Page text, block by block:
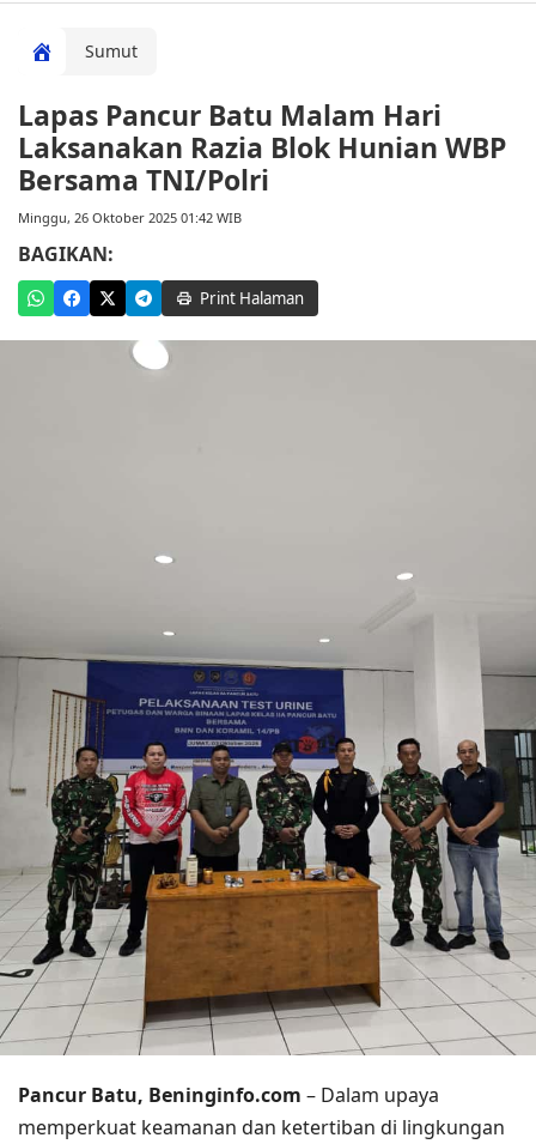
Sumut
Lapas Pancur Batu Malam Hari
Laksanakan Razia Blok Hunian WBP
Bersama TNI/Polri
Minggu, 26 Oktober 2025 01:42 WIB
BAGIKAN:
Print Halaman
Pancur Batu, Beninginfo.com – Dalam upaya
memperkuat keamanan dan ketertiban di lingkungan